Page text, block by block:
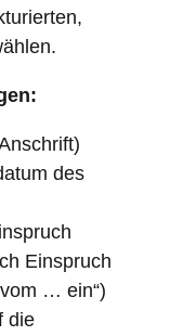
des
Einspruch
… ein“)
die